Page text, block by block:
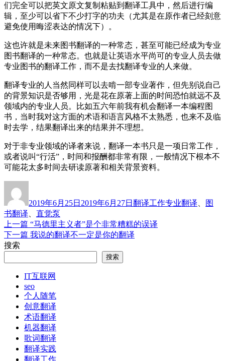
们完全可以把英文原文复制粘贴到翻译工具中，然后进行编
辑，至少可以省下不少打字的功夫（尤其是在原作者已经刻意
避免使用晦涩表达的情况下）。
这也许就是未来图书翻译的一种常态，甚至可能已经成为专业
图书翻译的一种常态。也就是让英语水平尚可的专业人员去做
专业图书的翻译工作，而不是去找翻译专业的人来做。
翻译专业的人当然同样可以去啃一部专业著作，但先别说自己
的背景知识是否够用，光是花在原著上面的时间恐怕就远不及
领域内的专业人员。比如五六年前我有机会翻译一本编程图
书，当时我对这方面的术语和语言风格不太熟悉，也来不及临
时去学，结果翻译出来的结果并不理想。
对于非专业领域的译者来说，翻译一本书只是一项日常工作，
或者说叫“行活”，时间和报酬都非常有限，一般情况下根本不
可能花太多时间去研读原著和相关背景资料。
于
2019年6月25日 2019年6月27日 翻译工作专业翻译
图
书翻译
直觉泵
文
章
上一篇 上
篇
“马德里主义者”是个非常糟糕的误译
下一篇 下
章：
我说的翻译不一定是你的翻译
搜索
搜索
IT互联网
seo
个人随笔
创意翻译
术语翻译
机器翻译
歌词翻译
翻译实践
翻译工作